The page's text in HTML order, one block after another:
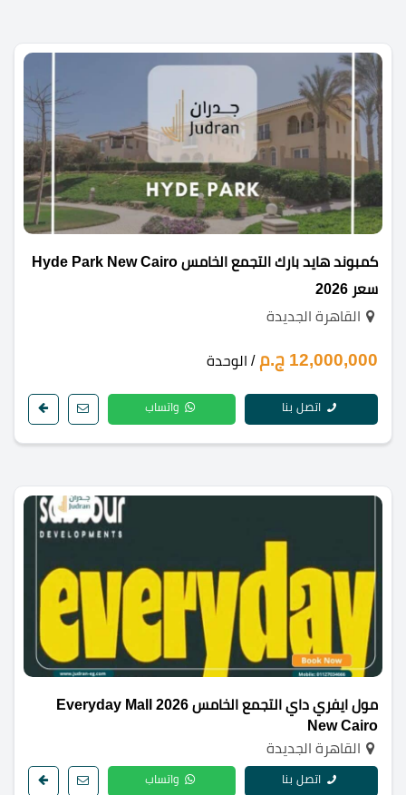
كمبوند هايد بارك التجمع الخامس Hyde Park New Cairo
سعر 2026
القاهرة الجديدة
12,000,000 ج.م / الوحدة
اتصل بنا واتساب
مول ايفري داي التجمع الخامس 2026 Everyday Mall
New Cairo
القاهرة الجديدة
اتصل بنا واتساب